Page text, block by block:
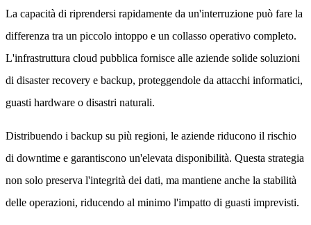
La capacità di riprendersi rapidamente da un'interruzione può fare la
differenza tra un piccolo intoppo e un collasso operativo completo.
L'infrastruttura cloud pubblica fornisce alle aziende solide soluzioni
di disaster recovery e backup, proteggendole da attacchi informatici,
guasti hardware o disastri naturali.
Distribuendo i backup su più regioni, le aziende riducono il rischio
di downtime e garantiscono un'elevata disponibilità. Questa strategia
non solo preserva l'integrità dei dati, ma mantiene anche la stabilità
delle operazioni, riducendo al minimo l'impatto di guasti imprevisti.